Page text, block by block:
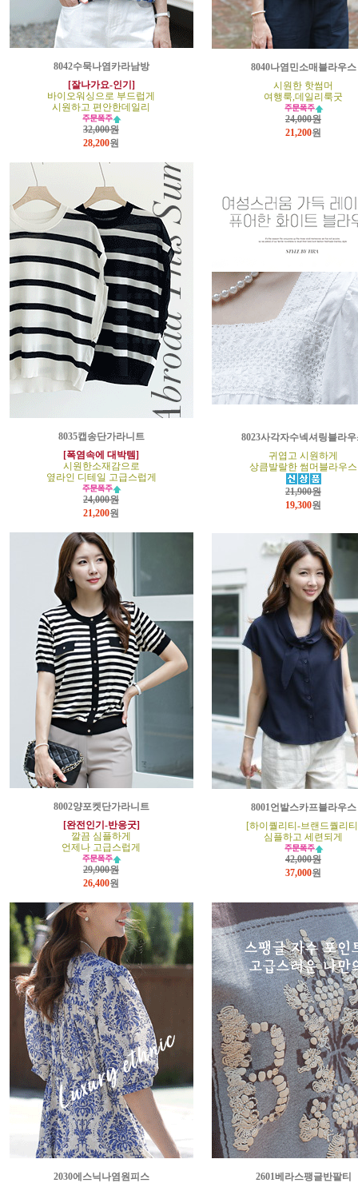
8042수묵나염카라남방
[잘나가요-인기]
바이오워싱으로 부드럽게
시원하고 편안한데일리
32,000원
28,200원
8040나염민소매블라우스
시원한 핫썸머
여행룩,데일리룩굿
24,000원
21,200원
8035캡송단가라니트
[폭염속에 대박템]
시원한소재감으로
옆라인 디테일 고급스럽게
24,000원
21,200원
8023사각자수넥셔링블라우
귀엽고 시원하게
상큼발랄한 썸머블라우스
21,900원
19,300원
8002양포켓단가라니트
[완전인기-반응굿]
깔끔 심플하게
언제나 고급스럽게
29,900원
26,400원
8001언발스카프블라우스
[하이퀄리티-브랜드퀄리
심플하고 세련되게
42,000원
37,000원
2030에스닉나염원피스
2601베라스팽글반팔티